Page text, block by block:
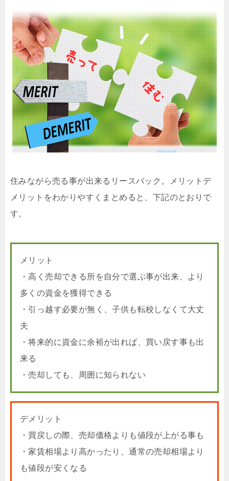
住みながら売る事が出来るリースバック。メリットデ
メリットをわかりやすくまとめると、下記のとおりで
す。
メリット
・高く売却できる所を自分で選ぶ事が出来、より
多くの資金を獲得できる
・引っ越す必要が無く、子供も転校しなくて大丈
夫
・将来的に資金に余裕が出れば、買い戻す事も出
来る
・売却しても、周囲に知られない
デメリット
・買戻しの際、売却価格よりも値段が上がる事も
・家賃相場より高かったり、通常の売却相場より
も値段が安くなる